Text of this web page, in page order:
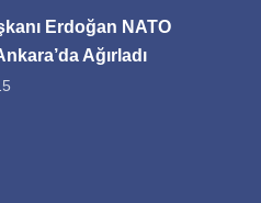
Erdoğan NATO
Ağırladı